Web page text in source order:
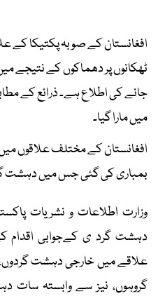
افغانستان کے صوبہ پکتیکا کے
ٹھکانوں پر دھماکوں کے
جانے کی اطلاع ہے۔ ذرائع کے
میں مارا گیا۔
افغانستان کے مختلف علاقوں
بمباری کی گئی جس میں دہشت
وزارت اطلاعات و نشریات
دہشت گرد ی کےجوابی اقدام
علاقے میں خارجی دہشت
گروہوں، نیز سے وابستہ سات